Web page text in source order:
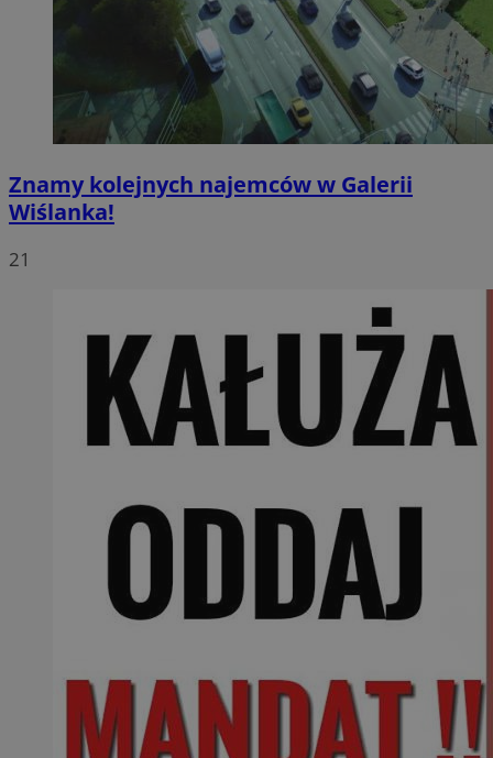
Znamy kolejnych najemców w Galerii
Wiślanka!
21